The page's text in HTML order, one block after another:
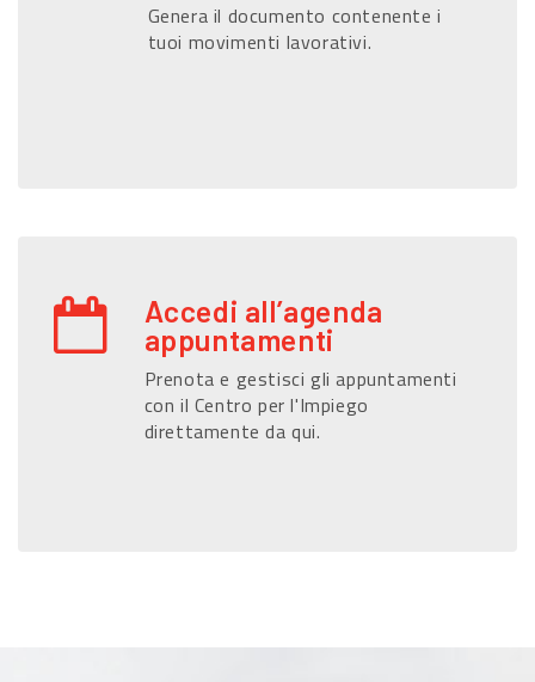
Genera il documento contenente i
tuoi movimenti lavorativi.
Accedi all’agenda
appuntamenti
Prenota e gestisci gli appuntamenti
con il Centro per l'Impiego
direttamente da qui.